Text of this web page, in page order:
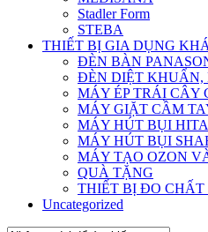
Stadler Form
STEBA
THIẾT BỊ GIA DỤNG
ĐÈN BÀN
ĐÈN DIỆT KHUẨN,
MÁY ÉP TRÁI CÂY
MÁY GIẶT CẦM
MÁY HÚT BỤI
MÁY HÚT BỤI
MÁY TẠO OZON
QUÀ TẶNG
THIẾT BỊ ĐO
Uncategorized